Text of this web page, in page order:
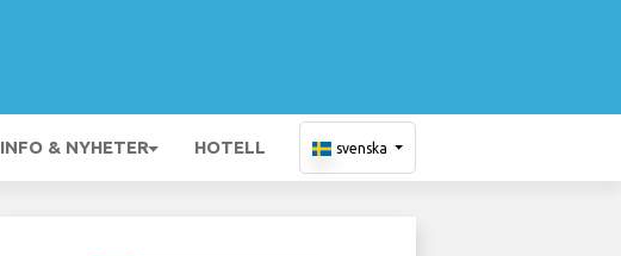
INFO & NYHETER HOTELL svenska